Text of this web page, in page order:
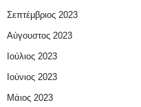
Σεπτέμβριος 2023
Αύγουστος 2023
Ιούλιος 2023
Ιούνιος 2023
Μάιος 2023